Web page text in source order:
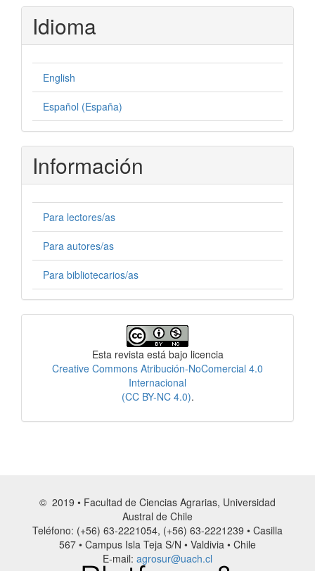
Idioma
English
Español (España)
Información
Para lectores/as
Para autores/as
Para bibliotecarios/as
Esta revista está bajo licencia
Creative Commons Atribución-NoComercial 4.0
Internacional
(CC BY-NC 4.0).
© 2019 • Facultad de Ciencias Agrarias, Universidad
Austral de Chile
Teléfono: (+56) 63-2221054, (+56) 63-2221239 • Casilla
567 • Campus Isla Teja S/N • Valdivia • Chile
E-mail: agrosur@uach.cl